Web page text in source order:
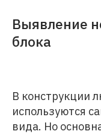
Выявление
блока
В конструкции
используются
вида. Но